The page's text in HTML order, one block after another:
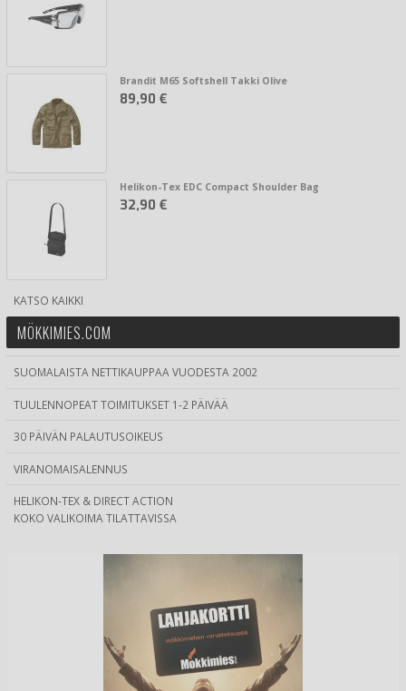
Brandit M65 Softshell Takki Olive
89,90 €
Helikon-Tex EDC Compact Shoulder Bag
32,90 €
KATSO KAIKKI
MÖKKIMIES.COM
SUOMALAISTA NETTIKAUPPAA VUODESTA 2002
TUULENNOPEAT TOIMITUKSET 1-2 PÄIVÄÄ
30 PÄIVÄN PALAUTUSOIKEUS
VIRANOMAISALENNUS
HELIKON-TEX & DIRECT ACTION
KOKO VALIKOIMA TILATTAVISSA